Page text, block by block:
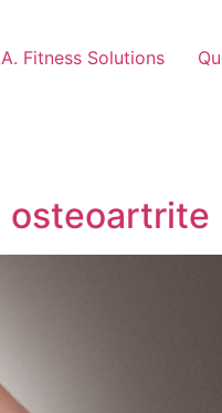
Fitness Solutions
osteoartrite